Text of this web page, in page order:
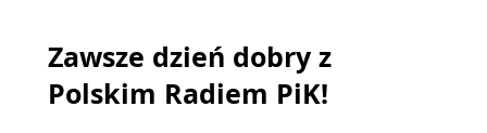
Zawsze dzień dobry z
Polskim Radiem PiK!